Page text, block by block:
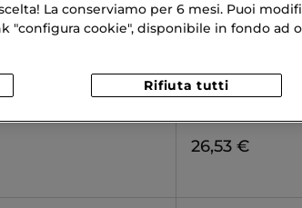
1984
LANCÔME
LE STYLO
26,53 €
La conserviamo per 6 mesi. Puoi
"configura cookie", disponibile in fondo ad
Rifiuta tutti